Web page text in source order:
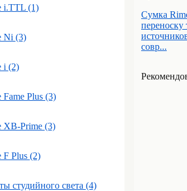
i.TTL (1)
Ni (3)
i (2)
Plus (3)
XB-Prime (3)
F Plus (2)
студийного света (4)
Сумка
переноску
совр...